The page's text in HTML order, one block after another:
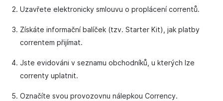
Uzavřete elektronicky smlouvu o proplácení correntů.
Získáte informační balíček (tzv. Starter Kit), jak platby
correntem přijímat.
Jste evidováni v seznamu obchodníků, u kterých lze
correnty uplatnit.
Označíte svou provozovnu nálepkou Corrency.